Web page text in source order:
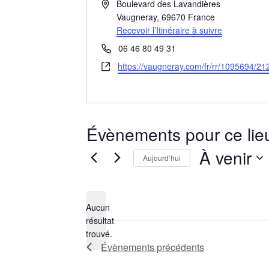
AdresseBoulevard des Lavandières
Vaugneray, 69670 France
Recevoir l’Itinéraire à suivre
Téléphone
06 46 80 49 31
Site
https://vaugneray.com/fr/rr/1095694/
Évènements pour ce
Notice
Aucun
résultat
trouvé.
Aujourd’hui À venir
Évènements précédents